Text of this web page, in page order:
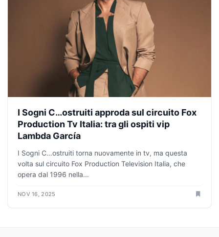
I Sogni C…ostruiti approda sul circuito Fox
Production Tv Italia: tra gli ospiti vip
Lambda García
I Sogni C…ostruiti torna nuovamente in tv, ma questa
volta sul circuito Fox Production Television Italia, che
opera dal 1996 nella...
NOV 16, 2025